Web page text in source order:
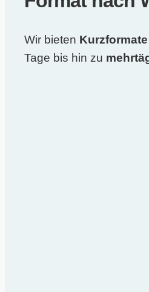
Wir bieten Kurzformate
Tage bis hin zu